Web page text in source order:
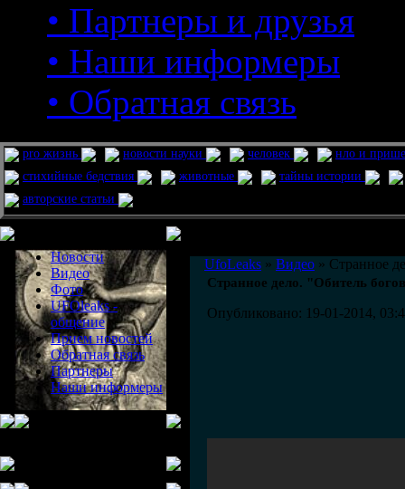
• Партнеры и друзья
• Наши информеры
• Обратная связь
pro жизнь новости науки человек
нло и
стихийные бедствия
животные
тайны истории
авторские статьи
Новости
Видео
Фото
UFOleaks -
общение
Прием новостей
Обратная связь
Партнеры
Наши информеры
UfoLeaks » Видео » Странное
Странное дело. "Обитель
Опубликовано: 19-01-2014,